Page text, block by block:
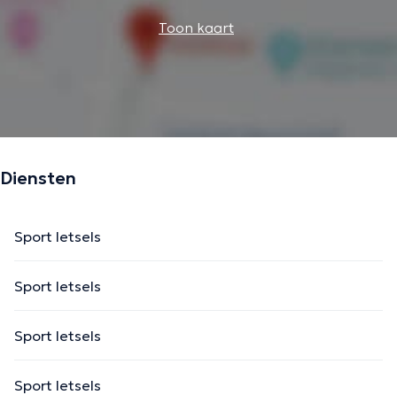
Toon kaart
Diensten
Sport letsels
Sport letsels
Sport letsels
Sport letsels